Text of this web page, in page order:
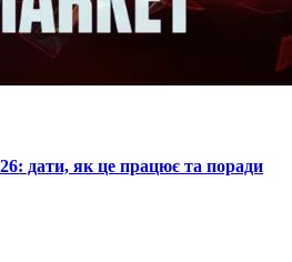
дати, як це працює та поради